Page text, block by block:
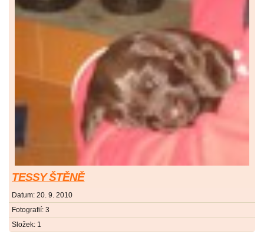
TESSY ŠTĚNĚ
Datum: 20. 9. 2010
Fotografií: 3
Složek: 1